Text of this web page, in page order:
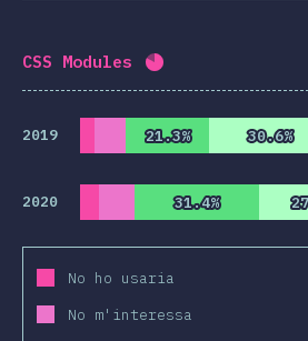
CSS Modules Percentatge
2019 21.3%
21.3% 30.6%
30.6%
2020 31.4%
31.4%
No ho usaria
No m'interessa